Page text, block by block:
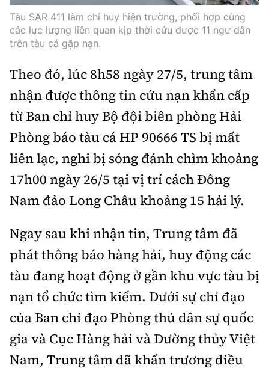
Thế giới xây dựng
Lối sống
Thời sự
Khám phá
Camera giao thông
Câu chuyện giao thông
Giải trí - Thể thao
Cơ quan chủ quản: Bộ Xây dựng
Giấy phép số: 03/GP-BVHTTDL, cấp ngày 1/4/2025.
Tòa soạn: Số 2 Nguyễn Công Hoan, phường Giảng Võ,
Hà Nội.
Tổng biên tập:Nguyễn Thị Hồng Nga
Phó Tổng biên tập:Nguyễn Sơn Tùng,
Hotline:
0901 514 799
Quảng cáo và Phát hành:
0915 057 282
Email:bandoc@baoxaydung.vn
Cấm sao chép dưới mọi hình thức nếu không có sự
chấp thuận bằng văn bản.
Tàu SAR 411 làm chỉ huy hiện trường, phối hợp cùng
các lực lượng liên quan kịp thời cứu được 11 ngư dân
trên tàu cá gặp nạn.
Theo đó, lúc 8h58 ngày 27/5, trung tâm
nhận được thông tin cứu nạn khẩn cấp
từ Ban chỉ huy Bộ đội biên phòng Hải
Phòng báo tàu cá HP 90666 TS bị mất
liên lạc, nghi bị sóng đánh chìm khoảng
17h00 ngày 26/5 tại vị trí cách Đông
Nam đảo Long Châu khoảng 15 hải lý.
Ngay sau khi nhận tin, Trung tâm đã
phát thông báo hàng hải, huy động các
tàu đang hoạt động ở gần khu vực tàu bị
nạn tổ chức tìm kiếm. Dưới sự chỉ đạo
của Ban chỉ đạo Phòng thủ dân sự quốc
gia và Cục Hàng hải và Đường thủy Việt
Nam, Trung tâm đã khẩn trương điều